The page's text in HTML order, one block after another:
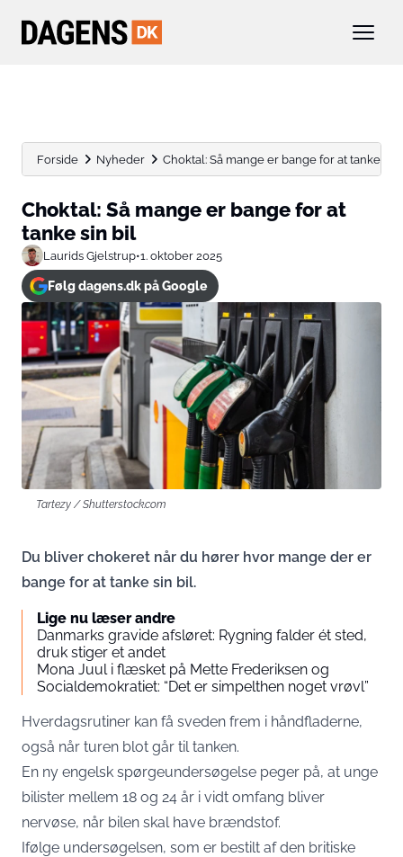
Forside Nyheder Choktal: Så mange er bange for at tanke sin
Choktal: Så mange er bange for at
tanke sin bil
Laurids Gjelstrup•1. oktober 2025
Følg dagens.dk på Google
Tartezy / Shutterstock.com
Du bliver chokeret når du hører hvor mange der er
bange for at tanke sin bil.
Lige nu læser andre
Danmarks gravide afsløret: Rygning falder ét sted,
druk stiger et andet
Mona Juul i flæsket på Mette Frederiksen og
Socialdemokratiet: “Det er simpelthen noget vrøvl”
Hverdagsrutiner kan få sveden frem i håndfladerne,
også når turen blot går til tanken.
En ny engelsk spørgeundersøgelse peger på, at unge
bilister mellem 18 og 24 år i vidt omfang bliver
nervøse, når bilen skal have brændstof.
Ifølge undersøgelsen, som er bestilt af den britiske